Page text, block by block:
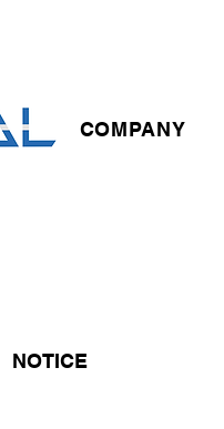
COMPANY
NOTICE